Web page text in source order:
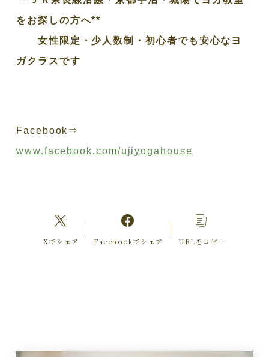
をお探しの方へ**
女性限定・少人数制・初心者でも安心なヨ
ガクラスです
Facebook⇒
www.facebook.com/ujiyogahouse
Xでシェア Facebookでシェア URLをコピー